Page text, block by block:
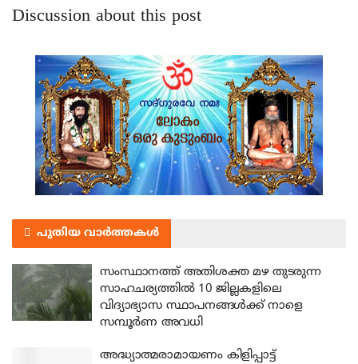
Discussion about this post
പുതിയ വാർത്തകൾ
സംസ്ഥാനത്ത് അതിശക്ത മഴ തുടരുന്ന
സാഹചര്യത്തിൽ 10 ജില്ലകളിലെ
വിദ്യാഭ്യാസ സ്ഥാപനങ്ങൾക്ക് നാളെ
സമ്പൂർണ അവധി
അദ്ധ്യാത്മരാമായണം കിളിപ്പാട്ട്